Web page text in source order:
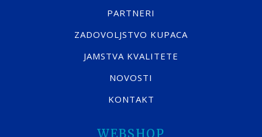
PARTNERI
ZADOVOLJSTVO KUPACA
JAMSTVA KVALITETE
NOVOSTI
KONTAKT
WEBSHOP